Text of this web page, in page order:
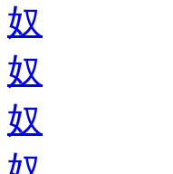
奴
奴
奴